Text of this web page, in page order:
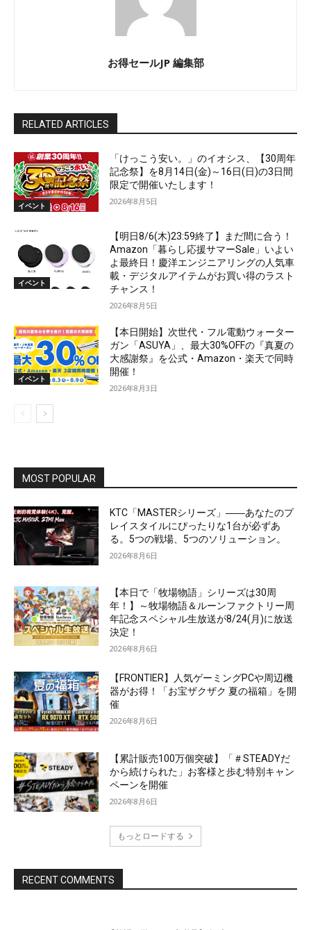
お得セールJP 編集部
RELATED ARTICLES
イベント
「けっこう安い。」のイオシス、【30周年
記念祭】を8月14日(金)～16日(日)の3日間
限定で開催いたします！
2026年8月5日
イベント
【明日8/6(木)23:59終了】まだ間に合う！
Amazon「暮らし応援サマーSale」いよい
よ最終日！慶洋エンジニアリングの人気車
載・デジタルアイテムがお買い得のラスト
チャンス！
2026年8月5日
イベント
【本日開始】次世代・フル電動ウォーター
ガン「ASUYA」、最大30%OFFの『真夏の
大感謝祭』を公式・Amazon・楽天で同時
開催！
2026年8月3日
MOST POPULAR
KTC「MASTERシリーズ」――あなたのプ
レイスタイルにぴったりな1台が必ずあ
る。5つの戦場、5つのソリューション。
2026年8月6日
【本日で「牧場物語」シリーズは30周
年！】～牧場物語＆ルーンファクトリー周
年記念スペシャル生放送が8/24(月)に放送
決定！
2026年8月6日
【FRONTIER】人気ゲーミングPCや周辺機
器がお得！「お宝ザクザク 夏の福箱」を開
催
2026年8月6日
【累計販売100万個突破】「＃STEADYだ
から続けられた」お客様と歩む特別キャン
ペーンを開催
2026年8月6日
もっとロードする
RECENT COMMENTS